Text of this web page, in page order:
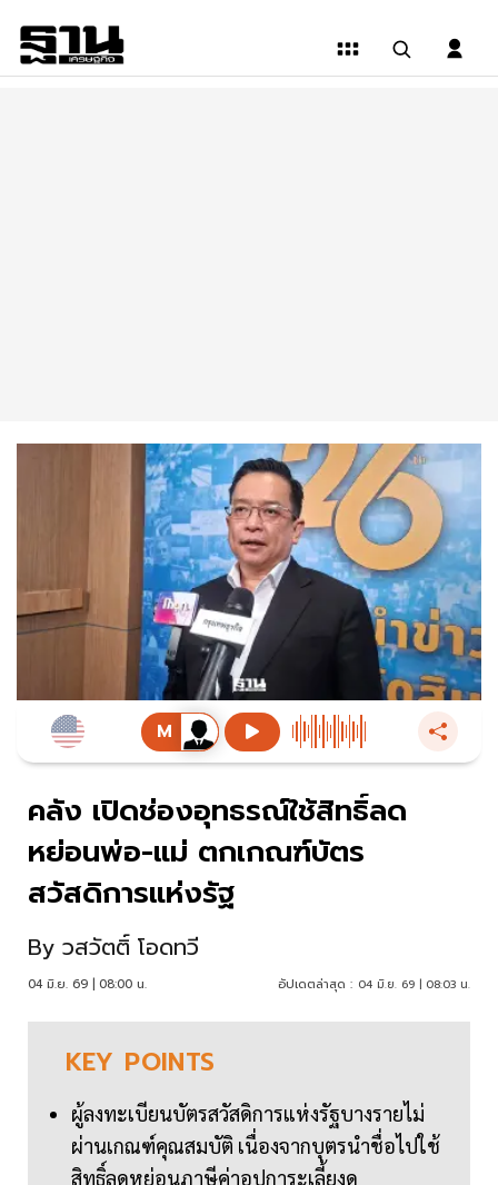
คลัง เปิดช่องอุทธรณ์ใช้สิทธิ์ลด
หย่อนพ่อ-แม่ ตกเกณฑ์บัตร
สวัสดิการแห่งรัฐ
By วสวัตติ์ โอดทวี
04 มิ.ย. 69 | 08:00 น. อัปเดตล่าสุด : 04 มิ.ย. 69 | 08:03 น.
KEY POINTS
ผู้ลงทะเบียนบัตรสวัสดิการแห่งรัฐบางรายไม่
ผ่านเกณฑ์คุณสมบัติ เนื่องจากบุตรนำชื่อไปใช้
สิทธิ์ลดหย่อนภาษีค่าอุปการะเลี้ยงดู